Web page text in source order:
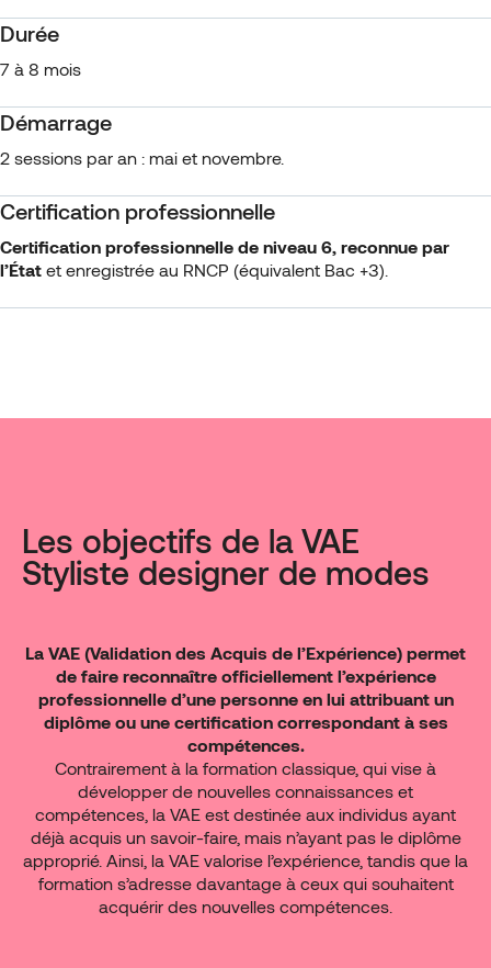
Durée
7 à 8 mois
Démarrage
2 sessions par an : mai et novembre.
Certification professionnelle
Certification professionnelle de niveau 6, reconnue par
l’État et enregistrée au RNCP (équivalent Bac +3).
Les objectifs de la VAE
Styliste designer de modes
La VAE (Validation des Acquis de l’Expérience) permet
de faire reconnaître officiellement l’expérience
professionnelle d’une personne en lui attribuant un
diplôme ou une certification correspondant à ses
compétences.
Contrairement à la formation classique, qui vise à
développer de nouvelles connaissances et
compétences, la VAE est destinée aux individus ayant
déjà acquis un savoir-faire, mais n’ayant pas le diplôme
approprié. Ainsi, la VAE valorise l’expérience, tandis que la
formation s’adresse davantage à ceux qui souhaitent
acquérir des nouvelles compétences.